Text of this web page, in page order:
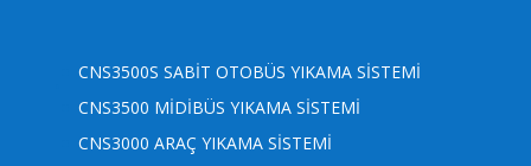
CNS3500S SABİT OTOBÜS YIKAMA SİSTEMİ
CNS3500 MİDİBÜS YIKAMA SİSTEMİ
CNS3000 ARAÇ YIKAMA SİSTEMİ